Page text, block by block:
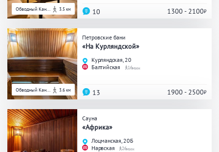
Обводный Кан... 3.5 км 1300 - 2100
10
Обводный Кан... 3.6 км
Петровские бани
«На Курляндской»
Курляндская, 20
Балтийская
16
1900 - 2500
13
Сауна
«Африка»
Лоцманская, 20Б
Нарвская
26